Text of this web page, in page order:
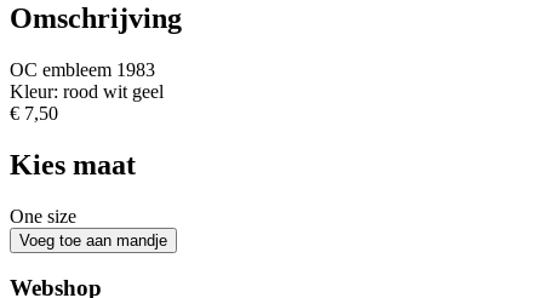
Omschrijving
OC embleem 1983
Kleur: rood wit geel
€ 7,50
Kies maat
One size
Webshop